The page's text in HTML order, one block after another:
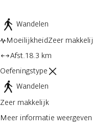
Wandelen
MoeilijkheidZeer
Afst.18.3 km
Oefeningstype
Wandelen
Zeer makkelijk
Meer informatie weergeven